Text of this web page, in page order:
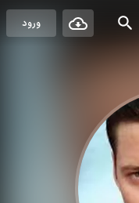
ورود